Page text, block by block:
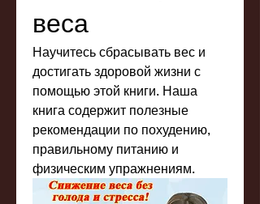
веса
Научитесь сбрасывать вес и
достигать здоровой жизни с
помощью этой книги. Наша
книга содержит полезные
рекомендации по похудению,
правильному питанию и
физическим упражнениям.